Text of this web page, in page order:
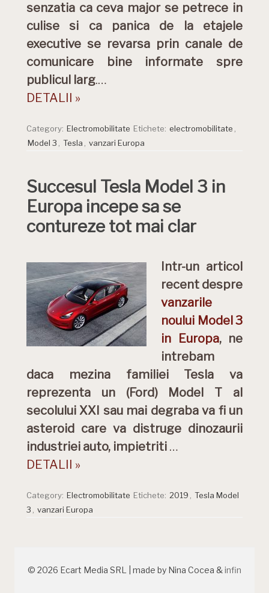
senzatia ca ceva major se petrece in
culise si ca panica de la etajele
executive se revarsa prin canale de
comunicare bine informate spre
publicul larg.…
DETALII »
Category: Electromobilitate Etichete: electromobilitate
Model 3
Tesla vanzari Europa
Succesul Tesla Model 3 in
Europa incepe sa se
contureze tot mai clar
Intr-un articol
recent despre
vanzarile
noului Model 3
in Europa, ne
intrebam
daca mezina familiei Tesla va
reprezenta un (Ford) Model T al
secolului XXI sau mai degraba va fi un
asteroid care va distruge dinozaurii
industriei auto, impietriti …
DETALII »
Category: Electromobilitate Etichete: 2019
Tesla Model
3
vanzari Europa
© 2026 Ecart Media SRL | made by Nina Cocea &infin